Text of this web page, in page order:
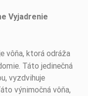
Vyjadrenie
vôňa, ktorá odráža
Táto jedinečná
vyzdvihuje
výnimočná vôňa,